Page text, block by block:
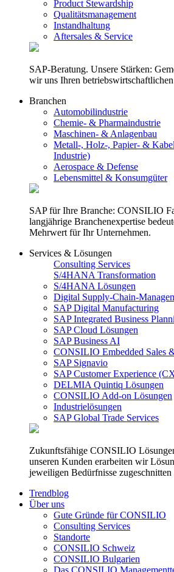
Product Stewardship
Qualitätsmanagement
Instandhaltung
Aftersales & Service
SAP-Beratung. Unsere Stärken:
wir uns Ihren
Branchen
Automobilindustrie
Chemie- & Pharmaindustrie
Maschinen- & Anlagenbau
Metall-, Holz-, Papier- &
Industrie)
Aerospace & Defense
Lebensmittel & Konsumgüter
SAP für Ihre Branche: CONSILIO
langjährige Branchenexpertise
Mehrwert für Ihr Unternehmen.
Services & Lösungen
Consulting Services
S/4HANA Transformation
S/4HANA Lösungen
Digital Supply-Chain-
SAP Digital Manufacturing
SAP Integrated Business
SAP Cloud Lösungen
SAP Business AI
CONSILIO Embedded Sales
SAP Signavio
SAP Customer Experience
DELMIA Quintiq Lösungen
CONSILIO Add-on Lösungen
Industrielösungen
SAP Global Trade Services
Zukunftsfähige CONSILIO
unseren Kunden erarbeiten wir
jeweiligen Bedürfnisse zugeschnitten
Trendblog
Über uns
Gute Gründe für CONSILIO
Consulting Services
Standorte
CONSILIO Schweiz
CONSILIO Bulgarien
Das CONSILIO